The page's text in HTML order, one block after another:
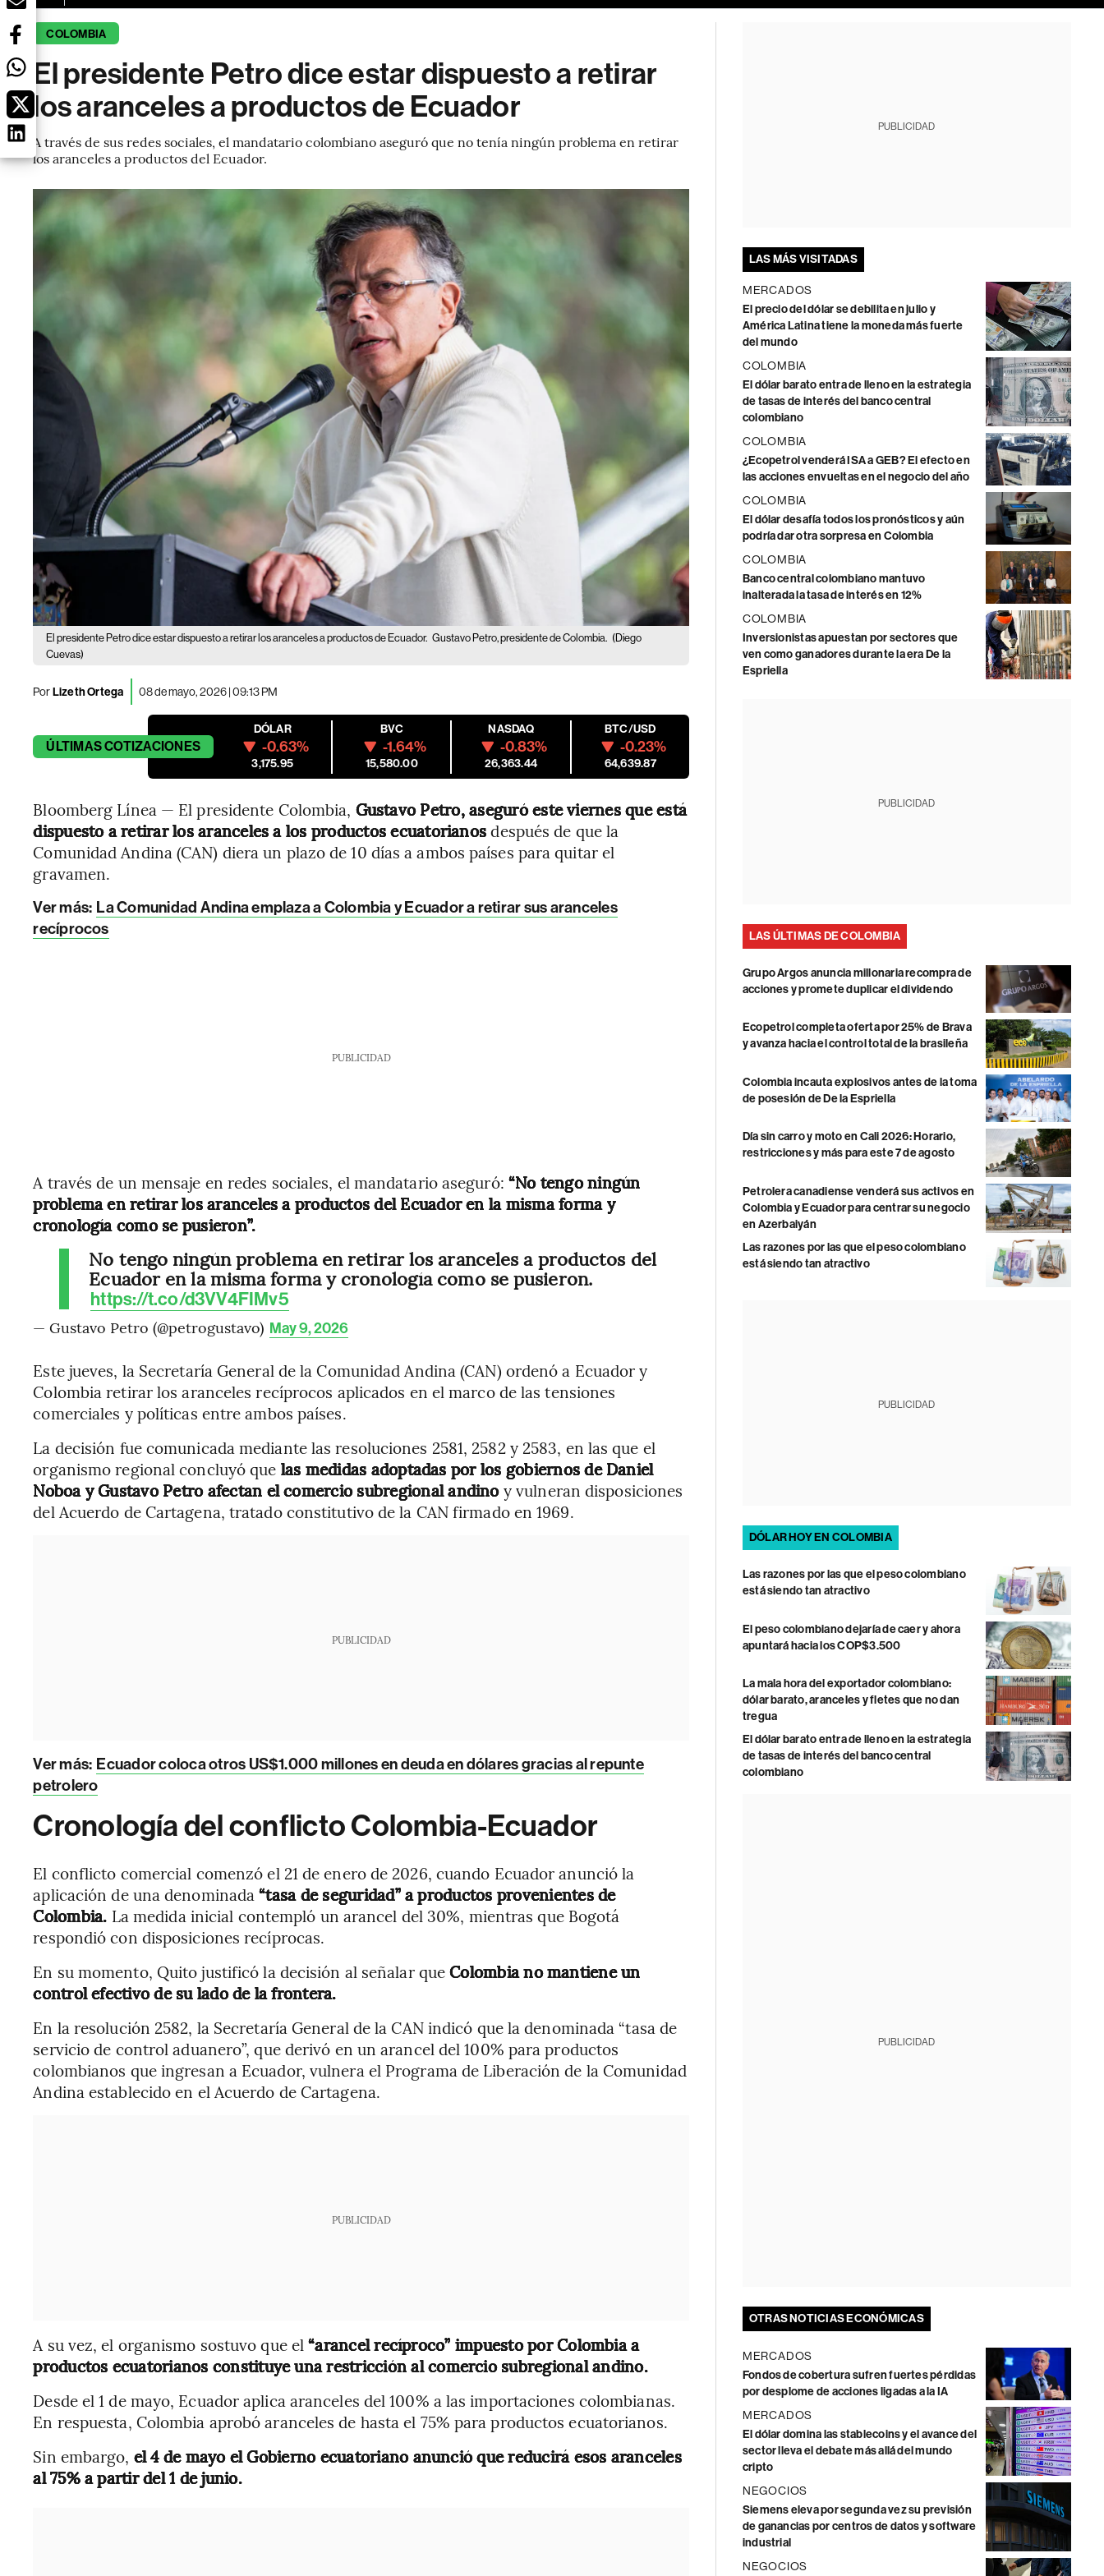
COLOMBIA
El presidente Petro dice estar dispuesto a retirar
los aranceles a productos de Ecuador
A través de sus redes sociales, el mandatario colombiano aseguró que no tenía ningún problema en retirar
los aranceles a productos del Ecuador.
El presidente Petro dice estar dispuesto a retirar los aranceles a productos de Ecuador. Gustavo Petro, presidente de Colombia. (Diego
Cuevas)
PorLizeth Ortega 08 de mayo, 2026 | 09:13 PM
ÚLTIMASCOTIZACIONES
DÓLAR
-0.63%
3,175.95
BVC
-1.64%
15,580.00
NASDAQ
-0.83%
26,363.44
BTC/USD
-0.23%
64,639.87
Bloomberg Línea — El presidente Colombia, Gustavo Petro, aseguró este viernes que está
dispuesto a retirar los aranceles a los productos ecuatorianosdespués de que la
Comunidad Andina (CAN) diera un plazo de 10 días a ambos países para quitar el
gravamen.
Ver más: La Comunidad Andina emplaza a Colombia y Ecuador a retirar sus aranceles
recíprocos
PUBLICIDAD
A través de un mensaje en redes sociales, el mandatario aseguró: “No tengo ningún
problema en retirar los aranceles a productos del Ecuador en la misma forma y
cronología como se pusieron”.
No tengo ningún problema en retirar los aranceles a productos del
Ecuador en la misma forma y cronología como se pusieron.
https://t.co/d3VV4FIMv5
— Gustavo Petro (@petrogustavo) May 9, 2026
Este jueves, la Secretaría General de la Comunidad Andina (CAN) ordenó a Ecuador y
Colombia retirar los aranceles recíprocos aplicados en el marco de las tensiones
comerciales y políticas entre ambos países.
La decisión fue comunicada mediante las resoluciones 2581, 2582 y 2583, en las que el
organismo regional concluyó que las medidas adoptadas por los gobiernos de Daniel
Noboa y Gustavo Petro afectan el comercio subregional andinoy vulneran disposiciones
del Acuerdo de Cartagena, tratado constitutivo de la CAN firmado en 1969.
PUBLICIDAD
Ver más: Ecuador coloca otros US$1.000 millones en deuda en dólares gracias al repunte
petrolero
Cronología del conflicto Colombia-Ecuador
El conflicto comercial comenzó el 21 de enero de 2026, cuando Ecuador anunció la
aplicación de una denominada“tasa de seguridad” a productos provenientes de
Colombia. La medida inicial contempló un arancel del 30%, mientras que Bogotá
respondió con disposiciones recíprocas.
En su momento, Quito justificó la decisión al señalar queColombia no mantiene un
control efectivo de su lado de la frontera.
En la resolución 2582, la Secretaría General de la CAN indicó que la denominada “tasa de
servicio de control aduanero”, que derivó en un arancel del 100% para productos
colombianos que ingresan a Ecuador, vulnera el Programa de Liberación de la Comunidad
Andina establecido en el Acuerdo de Cartagena.
PUBLICIDAD
A su vez, el organismo sostuvo que el“arancel recíproco” impuesto por Colombia a
productos ecuatorianos constituye una restricción al comercio subregional andino.
Desde el 1 de mayo, Ecuador aplica aranceles del 100% a las importaciones colombianas.
En respuesta, Colombia aprobó aranceles de hasta el 75% para productos ecuatorianos.
Sin embargo, el 4 de mayo el Gobierno ecuatoriano anunció que reducirá esos aranceles
al 75% a partir del 1 de junio.
PUBLICIDAD
LAS MÁS VISITADAS
MERCADOS
El precio del dólar se debilita en julio y
América Latina tiene la moneda más fuerte
del mundo
COLOMBIA
El dólar barato entra de lleno en la estrategia
de tasas de interés del banco central
colombiano
COLOMBIA
¿Ecopetrol venderá ISA a GEB? El efecto en
las acciones envueltas en el negocio del año
COLOMBIA
El dólar desafía todos los pronósticos y aún
podría dar otra sorpresa en Colombia
COLOMBIA
Banco central colombiano mantuvo
inalterada la tasa de interés en 12%
COLOMBIA
Inversionistas apuestan por sectores que
ven como ganadores durante la era De la
Espriella
PUBLICIDAD
LAS ÚLTIMAS DE COLOMBIA
Grupo Argos anuncia millonaria recompra de
acciones y promete duplicar el dividendo
Ecopetrol completa oferta por 25% de Brava
y avanza hacia el control total de la brasileña
Colombia incauta explosivos antes de la toma
de posesión de De la Espriella
Día sin carro y moto en Cali 2026: Horario,
restricciones y más para este 7 de agosto
Petrolera canadiense venderá sus activos en
Colombia y Ecuador para centrar su negocio
en Azerbaiyán
Las razones por las que el peso colombiano
está siendo tan atractivo
PUBLICIDAD
DÓLAR HOY EN COLOMBIA
Las razones por las que el peso colombiano
está siendo tan atractivo
El peso colombiano dejaría de caer y ahora
apuntará hacia los COP$3.500
La mala hora del exportador colombiano:
dólar barato, aranceles y fletes que no dan
tregua
El dólar barato entra de lleno en la estrategia
de tasas de interés del banco central
colombiano
PUBLICIDAD
OTRAS NOTICIAS ECONÓMICAS
MERCADOS
Fondos de cobertura sufren fuertes pérdidas
por desplome de acciones ligadas a la IA
MERCADOS
El dólar domina las stablecoins y el avance del
sector lleva el debate más allá del mundo
cripto
NEGOCIOS
Siemens eleva por segunda vez su previsión
de ganancias por centros de datos y software
industrial
NEGOCIOS